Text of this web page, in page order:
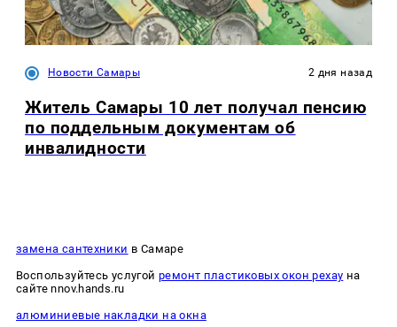
Новости Самары 2 дня назад
Житель Самары 10 лет получал пенсию
по поддельным документам об
инвалидности
замена сантехники в Самаре
Воспользуйтесь услугой ремонт пластиковых окон рехау на
сайте nnov.hands.ru
алюминиевые накладки на окна